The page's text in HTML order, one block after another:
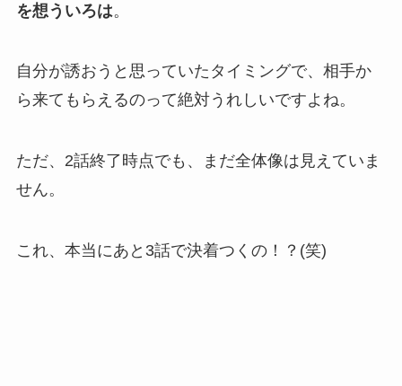
を想ういろは。
自分が誘おうと思っていたタイミングで、相手か
ら来てもらえるのって絶対うれしいですよね。
ただ、2話終了時点でも、まだ全体像は見えていま
せん。
これ、本当にあと3話で決着つくの！？(笑)